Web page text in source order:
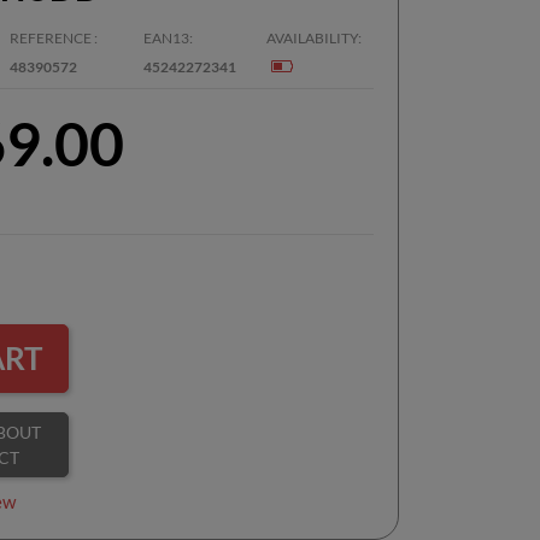
REFERENCE
48390572
EAN13
45242272341
AVAILABILITY